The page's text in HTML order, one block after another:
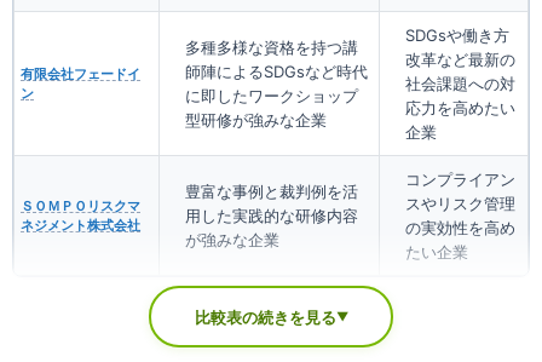
有限会社フェードイ
ン
多種多様な資格を持つ講
師陣によるSDGsなど時代
に即したワークショップ
型研修が強みな企業
SDGsや働き方
改革など最新の
社会課題への対
応力を高めたい
企業
ＳＯＭＰＯリスクマ
ネジメント株式会社
豊富な事例と裁判例を活
用した実践的な研修内容
が強みな企業
コンプライアン
スやリスク管理
の実効性を高め
たい企業
比較表の続きを見る▼